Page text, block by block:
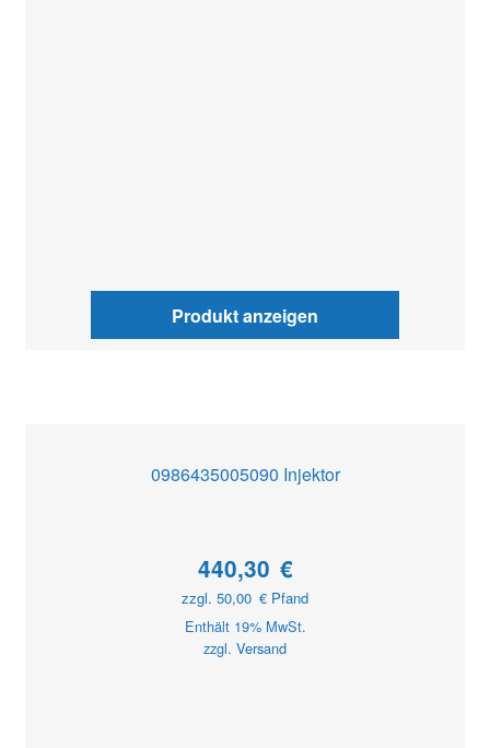
Produkt anzeigen
0986435005090 Injektor
440,30 €
zzgl. 50,00 € Pfand
Enthält 19% MwSt.
zzgl. Versand